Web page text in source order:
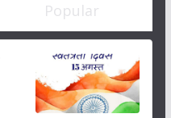
Popular